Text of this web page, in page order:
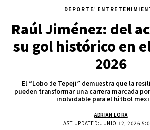
DEPORTE
Raúl Jiménez: del
su gol histórico en
2026
El “Lobo de Tepeji” demuestra que la
pueden transformar una carrera marcada
inolvidable para el fútbol
LAST UPDATED: JUNIO 12, 2026
ADRIAN LORA